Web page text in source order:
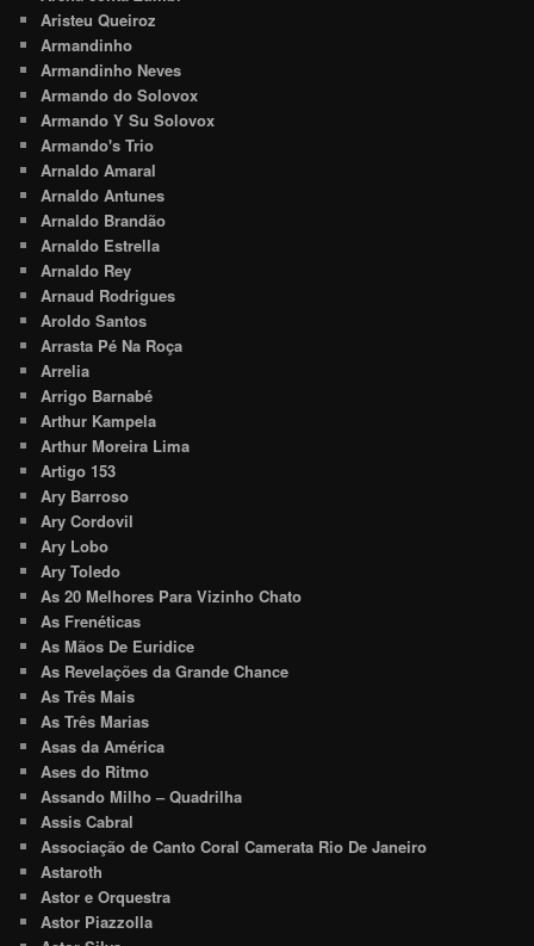
Aristeu Queiroz
Armandinho
Armandinho Neves
Armando do Solovox
Armando Y Su Solovox
Armando's Trio
Arnaldo Amaral
Arnaldo Antunes
Arnaldo Brandão
Arnaldo Estrella
Arnaldo Rey
Arnaud Rodrigues
Aroldo Santos
Arrasta Pé Na Roça
Arrelia
Arrigo Barnabé
Arthur Kampela
Arthur Moreira Lima
Artigo 153
Ary Barroso
Ary Cordovil
Ary Lobo
Ary Toledo
As 20 Melhores Para Vizinho Chato
As Frenéticas
As Mãos De Euridice
As Revelações da Grande Chance
As Três Mais
As Três Marias
Asas da América
Ases do Ritmo
Assando Milho – Quadrilha
Assis Cabral
Associação de Canto Coral Camerata Rio De Janeiro
Astaroth
Astor e Orquestra
Astor Piazzolla